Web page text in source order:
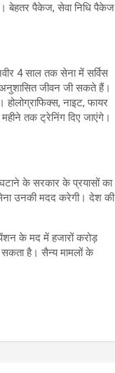
बेहतर पैकेज, सेवा निधि पैकेज
4 साल तक सेना में सर्विस
जीवन जी सकते हैं।
नाइट, फायर
तक ट्रेनिंग दिए जाएंगे।
के सरकार के प्रयासों का
उनकी मदद करेगी। देश की
के मद में हजारों करोड़
सकता है। सैन्य मामलों के